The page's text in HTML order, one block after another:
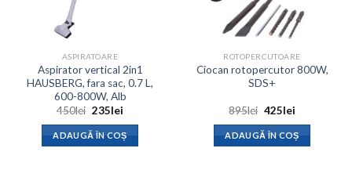
ASPIRATOARE
Aspirator vertical 2in1
HAUSBERG, fara sac, 0.7 L,
600-800W, Alb
450lei Prețul
a
fost:
450lei.
235leiPrețul
este:
235lei.
ADAUGĂ ÎN COȘ
ROTOPERCUTOARE
Ciocan rotopercutor 800W,
SDS+
895lei Prețul
a
fost:
895lei.
425leiPrețul
este:
425lei.
ADAUGĂ ÎN COȘ